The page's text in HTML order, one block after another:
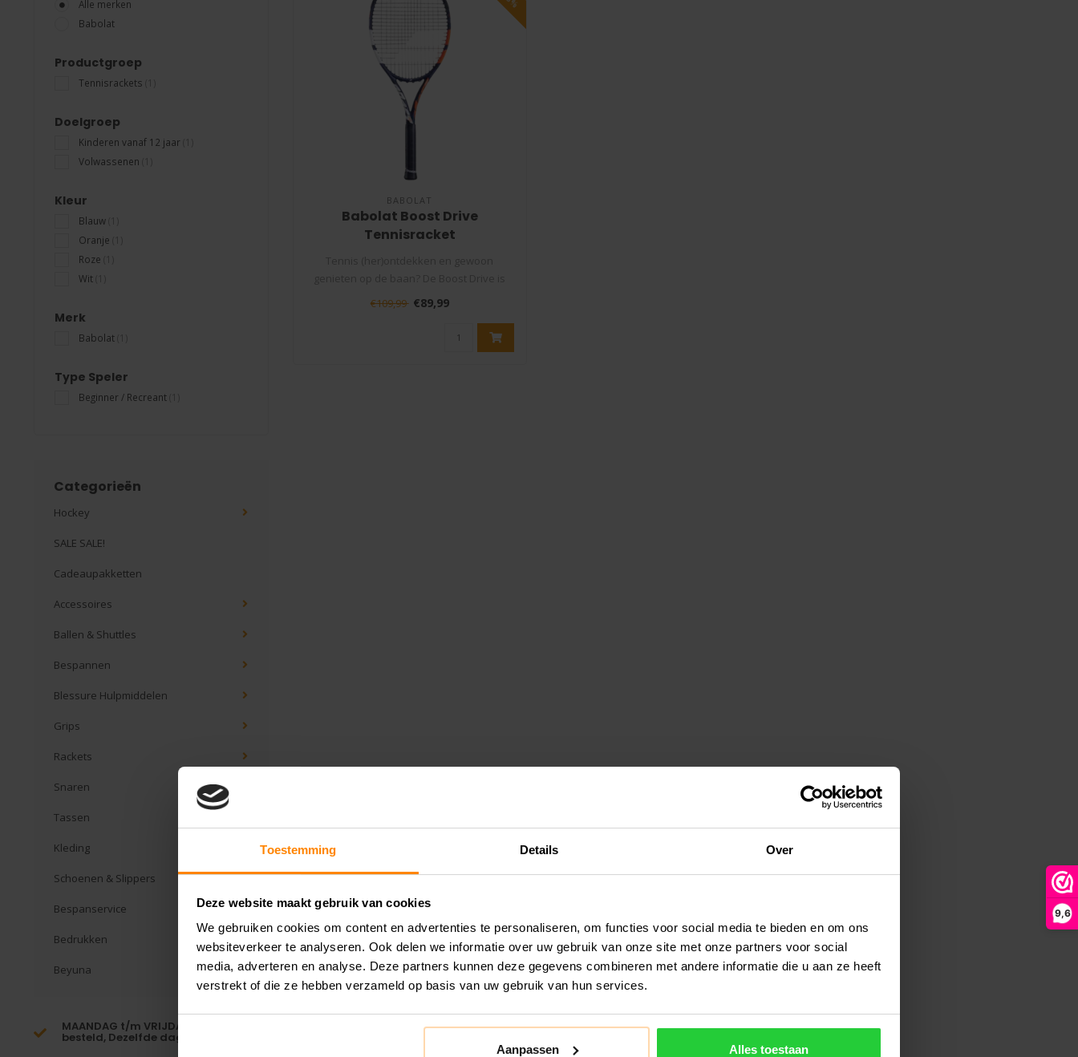
Toestemming Details Over
Deze website maakt gebruik van cookies
We gebruiken cookies om content en advertenties te personaliseren, om functies voor social media te bieden en om ons
websiteverkeer te analyseren. Ook delen we informatie over uw gebruik van onze site met onze partners voor social
media, adverteren en analyse. Deze partners kunnen deze gegevens combineren met andere informatie die u aan ze heeft
verstrekt of die ze hebben verzameld op basis van uw gebruik van hun services.
Aanpassen Alles toestaan
9,6
Alle merken
Babolat
Productgroep
Tennisrackets
Doelgroep
Kinderen vanaf 12 jaar
Volwassenen
Kleur
Blauw
Oranje
Roze
Wit
Merk
Babolat
Type Speler
Beginner / Recreant
Categorieën
Hockey
SALE SALE!
Cadeaupakketten
Accessoires
Ballen & Shuttles
Bespannen
Blessure Hulpmiddelen
Grips
Rackets
Snaren
Tassen
Kleding
Schoenen & Slippers
Bespanservice
Bedrukken
Beyuna
MAANDAG t/m VRIJDAG voor 16:00
besteld, Dezelfde dag verzonden!*
BABOLAT
Babolat Boost Drive
Tennisracket
gemaakt v..
€109,99 €89,99